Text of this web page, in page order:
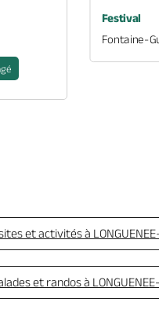
Festival
Fontaine-
et activités à
et randos à